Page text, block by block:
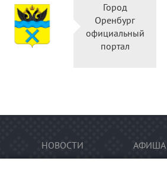
Город
Оренбург
официальный
портал
НОВОСТИ АФИША